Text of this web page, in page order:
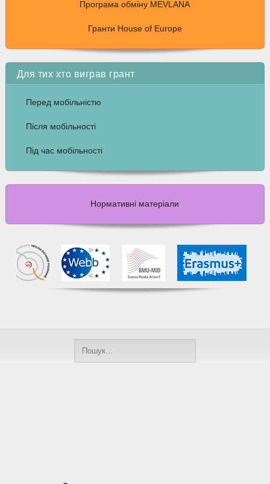
Програма обміну MEVLANA
Гранти House of Europe
Для тих хто виграв грант
Перед мобільністю
Після мобільності
Під час мобільності
Нормативні матеріали